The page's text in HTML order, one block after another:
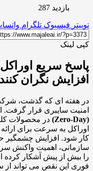
بازدید 287
فیسبوک تلگرام واتساپ
سریع اوراکل
نگران کننده
ای که گذشت، شرکت
سایبری قرار گرفت. این
در محصولات کلیدی
به سرعت برای ارائه یک
شود. افزایش چشمگیر
اهمیت واکنش سریع و
از پیش آشکار کرده است.
این نقص می تواند از